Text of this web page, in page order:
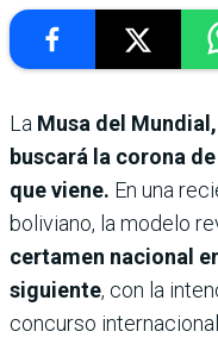
La Musa del Mundial,
buscará la corona
que viene. En una
boliviano, la modelo
certamen nacional
siguiente, con la
concurso internacional.